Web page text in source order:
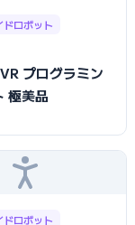
ドロボット
プログラミン
極美品
ドロボット